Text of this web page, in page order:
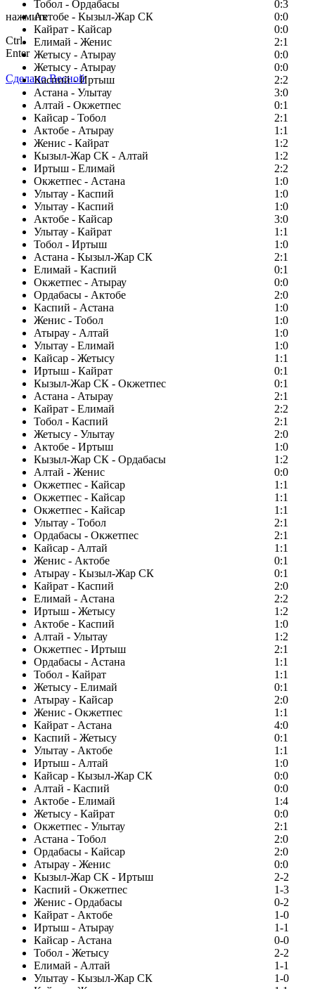
Тобол - Ордабасы
0:3
Актобе - Кызыл-Жар СК
0:0
Кайрат - Кайсар
0:0
Елимай - Женис
2:1
Жетысу - Атырау
0:0
Жетысу - Атырау
0:0
Каспий - Иртыш
2:2
Астана - Улытау
3:0
Алтай - Окжетпес
0:1
Кайсар - Тобол
2:1
Актобе - Атырау
1:1
Женис - Кайрат
1:2
Кызыл-Жар СК - Алтай
1:2
Иртыш - Елимай
2:2
Окжетпес - Астана
1:0
Улытау - Каспий
1:0
Улытау - Каспий
1:0
Актобе - Кайсар
3:0
Улытау - Кайрат
1:1
Тобол - Иртыш
1:0
Астана - Кызыл-Жар СК
2:1
Елимай - Каспий
0:1
Окжетпес - Атырау
0:0
Ордабасы - Актобе
2:0
Каспий - Астана
1:0
Женис - Тобол
1:0
Атырау - Алтай
1:0
Улытау - Елимай
1:0
Кайсар - Жетысу
1:1
Иртыш - Кайрат
0:1
Кызыл-Жар СК - Окжетпес
0:1
Астана - Атырау
2:1
Кайрат - Елимай
2:2
Тобол - Каспий
2:1
Жетысу - Улытау
2:0
Актобе - Иртыш
1:0
Кызыл-Жар СК - Ордабасы
1:2
Алтай - Женис
0:0
Окжетпес - Кайсар
1:1
Окжетпес - Кайсар
1:1
Окжетпес - Кайсар
1:1
Улытау - Тобол
2:1
Ордабасы - Окжетпес
2:1
Кайсар - Алтай
1:1
Женис - Актобе
0:1
Атырау - Кызыл-Жар СК
0:1
Кайрат - Каспий
2:0
Елимай - Астана
2:2
Иртыш - Жетысу
1:2
Актобе - Каспий
1:0
Алтай - Улытау
1:2
Окжетпес - Иртыш
2:1
Ордабасы - Астана
1:1
Тобол - Кайрат
1:1
Жетысу - Елимай
0:1
Атырау - Кайсар
2:0
Женис - Окжетпес
1:1
Кайрат - Астана
4:0
Каспий - Жетысу
0:1
Улытау - Актобе
1:1
Иртыш - Алтай
1:0
Кайсар - Кызыл-Жар СК
0:0
Алтай - Каспий
0:0
Актобе - Елимай
1:4
Жетысу - Кайрат
0:0
Окжетпес - Улытау
2:1
Астана - Тобол
2:0
Ордабасы - Кайсар
2:0
Атырау - Женис
0:0
Кызыл-Жар СК - Иртыш
2-2
Каспий - Окжетпес
1-3
Женис - Ордабасы
0-2
Кайрат - Актобе
1-0
Иртыш - Атырау
1-1
Кайсар - Астана
0-0
Тобол - Жетысу
2-2
Елимай - Алтай
1-1
Улытау - Кызыл-Жар СК
1-0
нажмите
Ctrl
Enter
Сделано Весной